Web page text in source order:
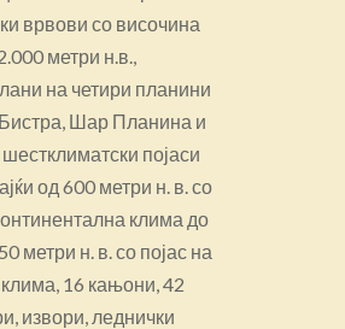
врвови со височина
метри н.в.,
на четири планини
Шар Планина и
појаси
од 600 метри н. в. со
клима до
метри н. в. со појас на
16 кањони, 42
извори, леднички